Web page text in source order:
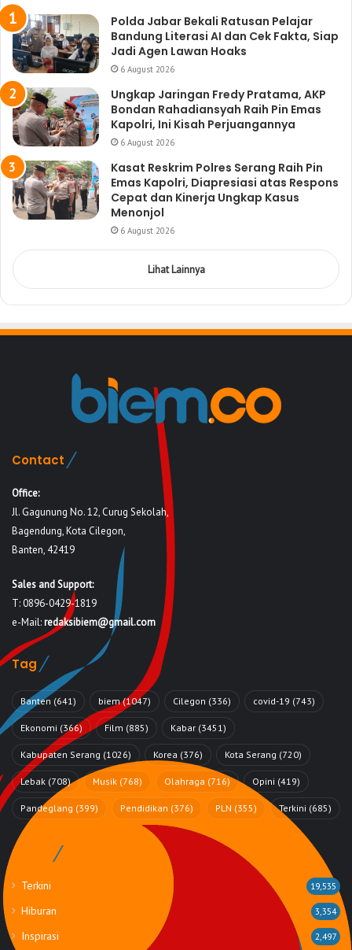
Polda Jabar Bekali Ratusan Pelajar
Bandung Literasi AI dan Cek Fakta, Siap
Jadi Agen Lawan Hoaks
6 August 2026
Ungkap Jaringan Fredy Pratama, AKP
Bondan Rahadiansyah Raih Pin Emas
Kapolri, Ini Kisah Perjuangannya
6 August 2026
Kasat Reskrim Polres Serang Raih Pin
Emas Kapolri, Diapresiasi atas Respons
Cepat dan Kinerja Ungkap Kasus
Menonjol
6 August 2026
Lihat Lainnya
Contact
Office:
Jl. Gagunung No. 12, Curug Sekolah,
Bagendung, Kota Cilegon,
Banten, 42419
Sales and Support:
T: 0896-0429-1819
e-Mail:redaksibiem@gmail.com
Tag
Banten (641) biem(1047) Cilegon (336) covid-19 (743)
Ekonomi (366) Film (885) Kabar (3451)
Kabupaten Serang (1026) Korea (376) Kota Serang (720)
Lebak (708) Musik (768) Olahraga (716) Opini (419)
Pandeglang (399) Pendidikan (376) PLN (355) Terkini (685)
Rubrik
Terkini 19,535
Hiburan 3,354
Inspirasi 2,497